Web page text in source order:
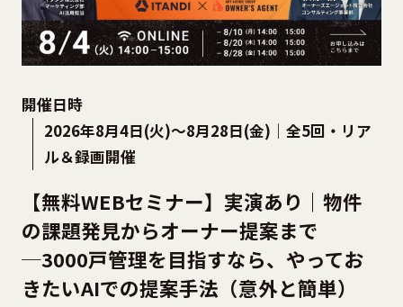
開催日時
2026年8月4日(火)～8月28日(金)｜全5回・リア
ル＆録画開催
【無料WEBセミナー】実演あり｜物件
の課題発見からオーナー提案まで
─3000戸管理を目指すなら、やってお
きたいAIでの提案手法（意外と簡単）